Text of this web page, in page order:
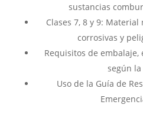
sustancias
Clases 7, 8 y 9:
corrosivas y
Requisitos de
según la
Uso de la Guía de